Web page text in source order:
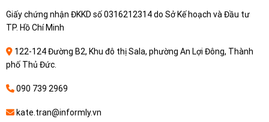
Giấy chứng nhận ĐKKD số 0316212314 do Sở Kế hoạch và Đầu tư
TP. Hồ Chí Minh
122-124 Đường B2, Khu đô thị Sala, phường An Lợi Đông, Thành
phố Thủ Đức.
090 739 2969
kate.tran@informly.vn